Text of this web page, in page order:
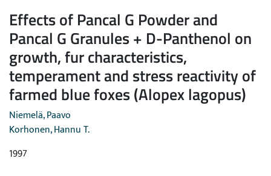
Effects of Pancal G Powder and
Pancal G Granules + D-Panthenol on
growth, fur characteristics,
temperament and stress reactivity of
farmed blue foxes (Alopex lagopus)
Niemelä, Paavo
Korhonen, Hannu T.
1997